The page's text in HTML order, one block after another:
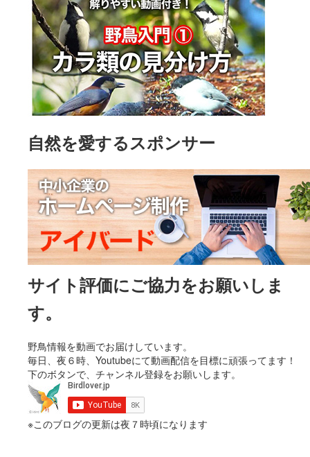
自然を愛するスポンサー
サイト評価にご協力をお願いしま
す。
野鳥情報を動画でお届けしています。
毎日、夜６時、Youtubeにて動画配信を目標に頑張ってます！
下のボタンで、チャンネル登録をお願いします。
※このブログの更新は夜７時頃になります